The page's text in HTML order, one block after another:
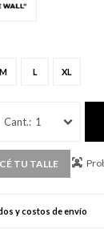
M L XL
1
TU TALLE
y costos de envío